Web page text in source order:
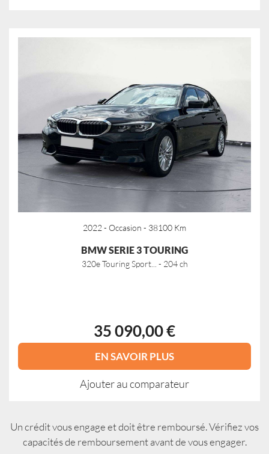
2022 - Occasion - 38100 Km
BMW SERIE 3 TOURING
320e Touring Sport... - 204 ch
35 090,00 €
EN SAVOIR PLUS
Ajouter au comparateur
Un crédit vous engage et doit être remboursé. Vérifiez vos
capacités de remboursement avant de vous engager.